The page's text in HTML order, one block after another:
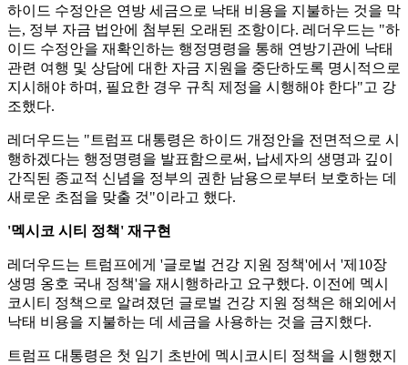
하이드 수정안은 연방 세금으로 낙태 비용을 지불하는 것을 막
는, 정부 자금 법안에 첨부된 오래된 조항이다. 레더우드는 "하
이드 수정안을 재확인하는 행정명령을 통해 연방기관에 낙태
관련 여행 및 상담에 대한 자금 지원을 중단하도록 명시적으로
지시해야 하며, 필요한 경우 규칙 제정을 시행해야 한다"고 강
조했다.
레더우드는 "트럼프 대통령은 하이드 개정안을 전면적으로 시
행하겠다는 행정명령을 발표함으로써, 납세자의 생명과 깊이
간직된 종교적 신념을 정부의 권한 남용으로부터 보호하는 데
새로운 초점을 맞출 것"이라고 했다.
'멕시코 시티 정책' 재구현
레더우드는 트럼프에게 '글로벌 건강 지원 정책'에서 '제10장
생명 옹호 국내 정책'을 재시행하라고 요구했다. 이전에 멕시
코시티 정책으로 알려졌던 글로벌 건강 지원 정책은 해외에서
낙태 비용을 지불하는 데 세금을 사용하는 것을 금지했다.
트럼프 대통령은 첫 임기 초반에 멕시코시티 정책을 시행했지